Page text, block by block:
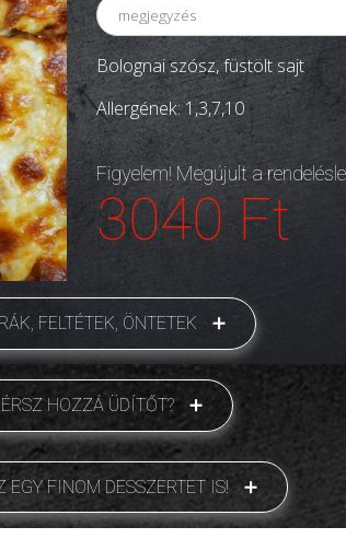
Bolognai szósz, füstölt sajt
Allergének: 1,3,7,10
Figyelem! Megújult a
3040 Ft
FELTÉTEK, ÖNTETEK
HOZZÁ ÜDÍTŐT?
EGY FINOM DESSZERTET IS!